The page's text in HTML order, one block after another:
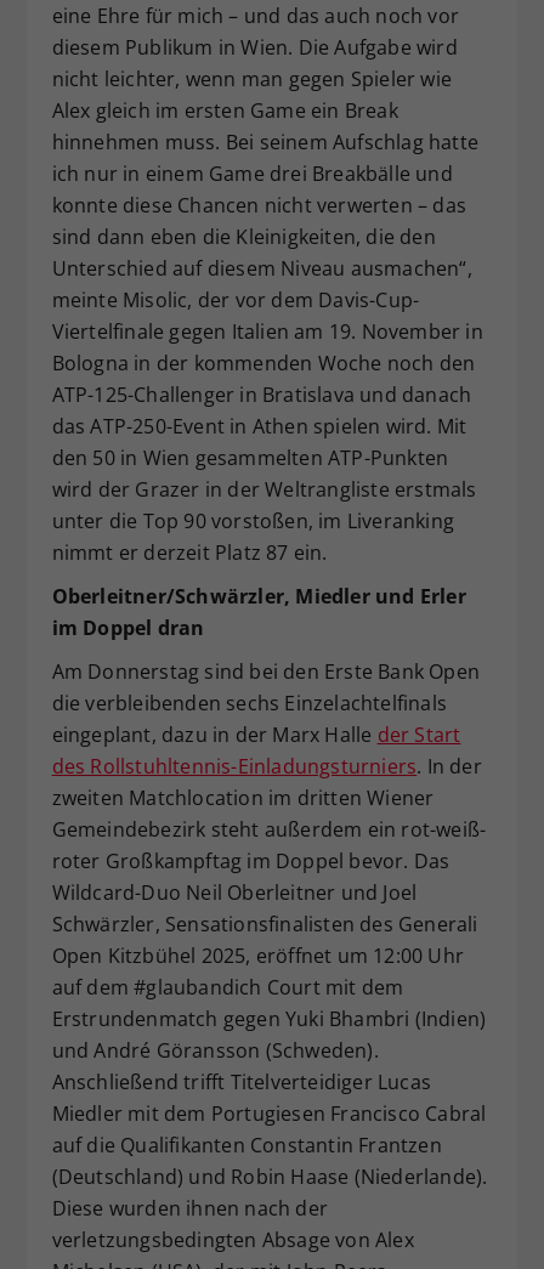
eine Ehre für mich – und das auch noch vor
diesem Publikum in Wien. Die Aufgabe wird
nicht leichter, wenn man gegen Spieler wie
Alex gleich im ersten Game ein Break
hinnehmen muss. Bei seinem Aufschlag hatte
ich nur in einem Game drei Breakbälle und
konnte diese Chancen nicht verwerten – das
sind dann eben die Kleinigkeiten, die den
Unterschied auf diesem Niveau ausmachen“,
meinte Misolic, der vor dem Davis-Cup-
Viertelfinale gegen Italien am 19. November in
Bologna in der kommenden Woche noch den
ATP-125-Challenger in Bratislava und danach
das ATP-250-Event in Athen spielen wird. Mit
den 50 in Wien gesammelten ATP-Punkten
wird der Grazer in der Weltrangliste erstmals
unter die Top 90 vorstoßen, im Liveranking
nimmt er derzeit Platz 87 ein.
Oberleitner/Schwärzler, Miedler und Erler
im Doppel dran
Am Donnerstag sind bei den Erste Bank Open
die verbleibenden sechs Einzelachtelfinals
eingeplant, dazu in der Marx Halle der Start
des Rollstuhltennis-Einladungsturniers. In der
zweiten Matchlocation im dritten Wiener
Gemeindebezirk steht außerdem ein rot-weiß-
roter Großkampftag im Doppel bevor. Das
Wildcard-Duo Neil Oberleitner und Joel
Schwärzler, Sensationsfinalisten des Generali
Open Kitzbühel 2025, eröffnet um 12:00 Uhr
auf dem #glaubandich Court mit dem
Erstrundenmatch gegen Yuki Bhambri (Indien)
und André Göransson (Schweden).
Anschließend trifft Titelverteidiger Lucas
Miedler mit dem Portugiesen Francisco Cabral
auf die Qualifikanten Constantin Frantzen
(Deutschland) und Robin Haase (Niederlande).
Diese wurden ihnen nach der
verletzungsbedingten Absage von Alex